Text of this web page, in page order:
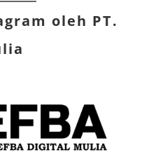
oleh PT.